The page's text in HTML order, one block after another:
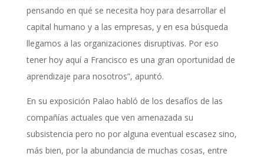
pensando en qué se necesita hoy para desarrollar el
capital humano y a las empresas, y en esa búsqueda
llegamos a las organizaciones disruptivas. Por eso
tener hoy aquí a Francisco es una gran oportunidad de
aprendizaje para nosotros”, apuntó.
En su exposición Palao habló de los desafíos de las
compañías actuales que ven amenazada su
subsistencia pero no por alguna eventual escasez sino,
más bien, por la abundancia de muchas cosas, entre